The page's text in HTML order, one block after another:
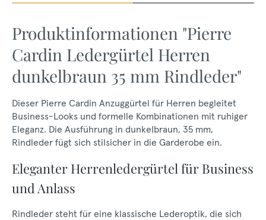
Produktinformationen "Pierre
Cardin Ledergürtel Herren
dunkelbraun 35 mm Rindleder"
Dieser Pierre Cardin Anzuggürtel für Herren begleitet
Business-Looks und formelle Kombinationen mit ruhiger
Eleganz. Die Ausführung in dunkelbraun, 35 mm,
Rindleder fügt sich stilsicher in die Garderobe ein.
Eleganter Herrenledergürtel für Business
und Anlass
Rindleder steht für eine klassische Lederoptik, die sich